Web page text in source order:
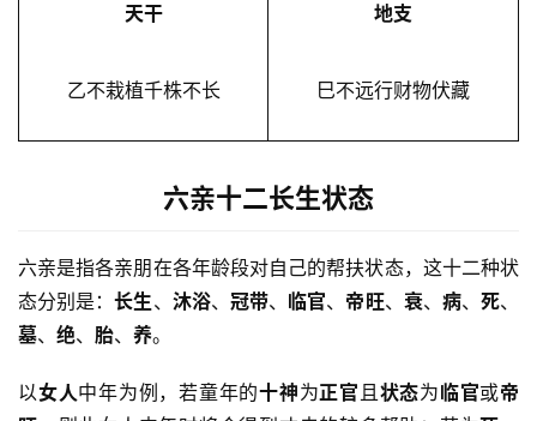
天干
乙不栽植千株不长
地支
巳不远行财物伏藏
六亲十二长生状态
六亲是指各亲朋在各年龄段对自己的帮扶状态，这十二种状
态分别是：长生、 沐浴、 冠带、 临官、 帝旺、 衰、 病、死、
墓、 绝、 胎、 养。
以女人中年为例，若童年的十神为正官且状态为临官或帝